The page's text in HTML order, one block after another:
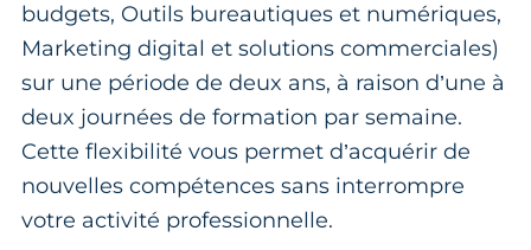
budgets, Outils bureautiques et numériques,
Marketing digital et solutions commerciales)
sur une période de deux ans, à raison d’une à
deux journées de formation par semaine.
Cette flexibilité vous permet d’acquérir de
nouvelles compétences sans interrompre
votre activité professionnelle.